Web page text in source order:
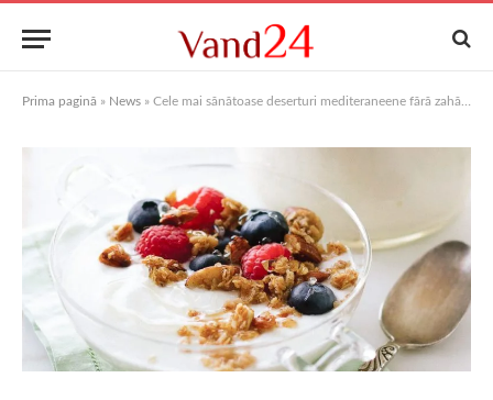
Prima pagină » News » Cele mai sănătoase deserturi mediteraneene fără zahăr rafinat